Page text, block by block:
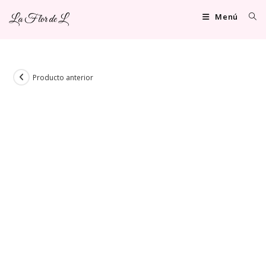
La Flor de L Menú
Producto anterior